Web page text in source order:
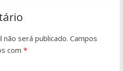
será publicado. Campos
com *